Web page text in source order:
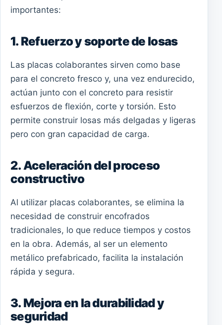
importantes:
1. Refuerzo y soporte de losas
Las placas colaborantes sirven como base
para el concreto fresco y, una vez endurecido,
actúan junto con el concreto para resistir
esfuerzos de flexión, corte y torsión. Esto
permite construir losas más delgadas y ligeras
pero con gran capacidad de carga.
2. Aceleración del proceso
constructivo
Al utilizar placas colaborantes, se elimina la
necesidad de construir encofrados
tradicionales, lo que reduce tiempos y costos
en la obra. Además, al ser un elemento
metálico prefabricado, facilita la instalación
rápida y segura.
3. Mejora en la durabilidad y
seguridad